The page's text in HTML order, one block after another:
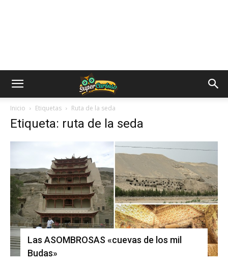
Inicio Etiquetas Ruta de la seda
Etiqueta: ruta de la seda
Las ASOMBROSAS «cuevas de los mil
Budas»